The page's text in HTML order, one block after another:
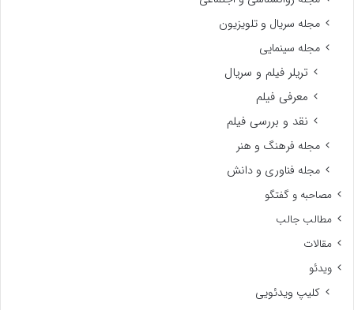
مجله سریال و تلویزیون
مجله سینمایی
تریلر فیلم و سریال
معرفی فیلم
نقد و بررسی فیلم
مجله فرهنگ و هنر
مجله فناوری و دانش
مصاحبه و گفتگو
مطالب جالب
مقالات
ویدئو
کلیپ ویدئویی